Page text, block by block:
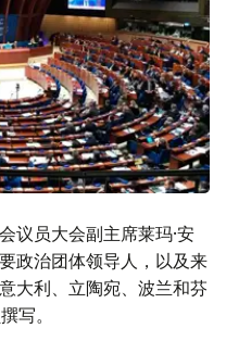
议员大会副主席莱玛·安
政治团体领导人，以及来
大利、立陶宛、波兰和芬
写。